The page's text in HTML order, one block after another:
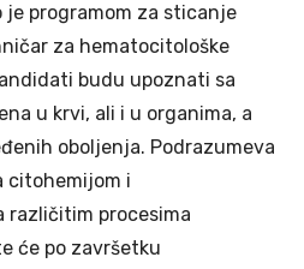
je programom za sticanje
za hematocitološke
budu upoznati sa
u krvi, ali i u organima, a
oboljenja. Podrazumeva
citohemijom i
različitim procesima
će po završetku